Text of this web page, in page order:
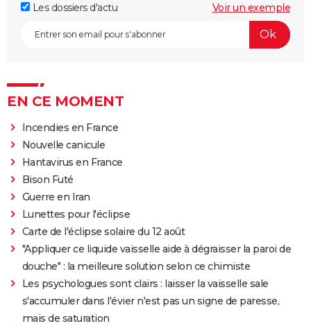
Les dossiers d'actu
Voir un exemple
EN CE MOMENT
Incendies en France
Nouvelle canicule
Hantavirus en France
Bison Futé
Guerre en Iran
Lunettes pour l'éclipse
Carte de l'éclipse solaire du 12 août
"Appliquer ce liquide vaisselle aide à dégraisser la paroi de
douche" : la meilleure solution selon ce chimiste
Les psychologues sont clairs : laisser la vaisselle sale
s'accumuler dans l'évier n'est pas un signe de paresse,
mais de saturation